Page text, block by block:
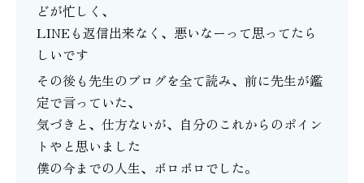
どが忙しく、
LINEも返信出来なく、悪いなーって思ってたら
しいです
その後も先生のブログを全て読み、前に先生が鑑
定で言っていた、
気づきと、仕方ないが、自分のこれからのポイン
トやと思いました
僕の今までの人生、ボロボロでした。